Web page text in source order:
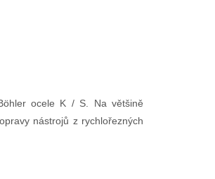
ocele K / S. Na většině
nástrojů z rychlořezných